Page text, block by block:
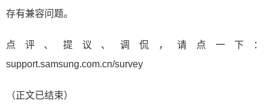
存有兼容问题。
点评、提议、调侃，请点一下：
support.samsung.com.cn/survey
（正文已结束）